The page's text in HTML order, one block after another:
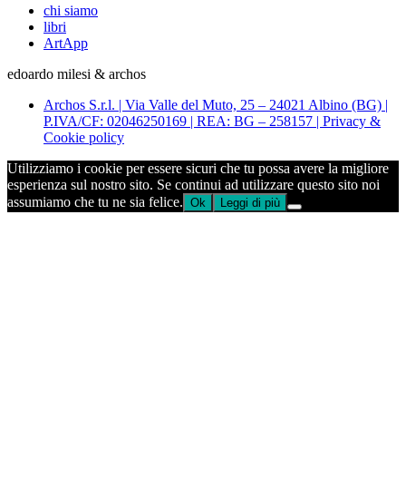
chi siamo
libri
ArtApp
edoardo milesi & archos
Archos S.r.l. | Via Valle del Muto, 25 – 24021 Albino (BG) |
P.IVA/CF: 02046250169 | REA: BG – 258157 | Privacy &
Cookie policy
Utilizziamo i cookie per essere sicuri che tu possa avere la migliore
esperienza sul nostro sito. Se continui ad utilizzare questo sito noi
assumiamo che tu ne sia felice. Ok Leggi di più